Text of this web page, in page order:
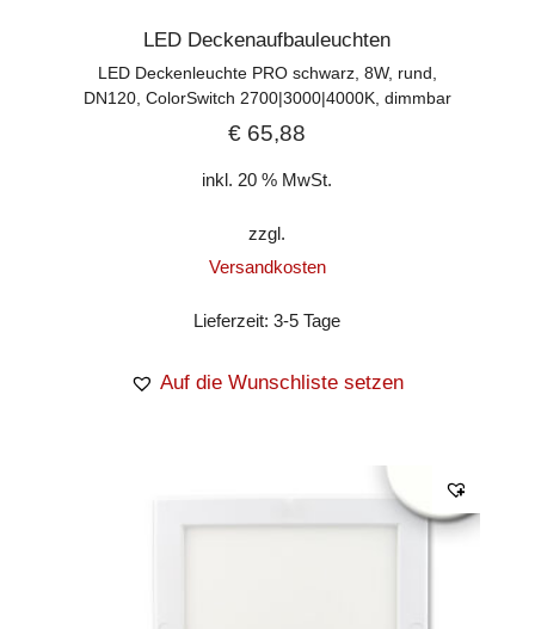
LED Deckenaufbauleuchten
LED Deckenleuchte PRO schwarz, 8W, rund,
DN120, ColorSwitch 2700|3000|4000K, dimmbar
€ 65,88
inkl. 20 % MwSt.
zzgl.
Versandkosten
Lieferzeit:3-5 Tage
Auf die Wunschliste setzen